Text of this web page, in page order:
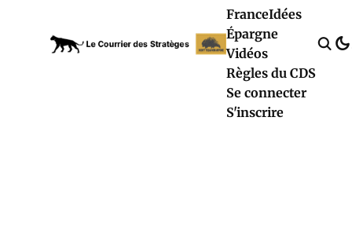
FranceIdées
Épargne
Vidéos
Règles du CDS
Se connecter
S'inscrire